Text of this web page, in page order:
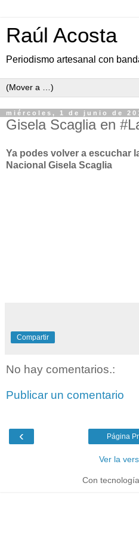
Raúl Acosta
Periodismo artesanal con
miércoles, 1 de junio de
Gisela Scaglia en
Ya podes volver a escuchar
Nacional Gisela Scaglia
Compartir
No hay comentarios.:
Publicar un comentario
‹ Página
Ver la
Con